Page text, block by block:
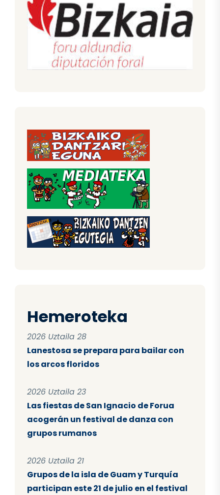
Hemeroteka
2026 Uztaila 28
Lanestosa se prepara para bailar con
los arcos floridos
2026 Uztaila 23
Las fiestas de San Ignacio de Forua
acogerán un festival de danza con
grupos rumanos
2026 Uztaila 21
Grupos de la isla de Guam y Turquía
participan este 21 de julio en el festival